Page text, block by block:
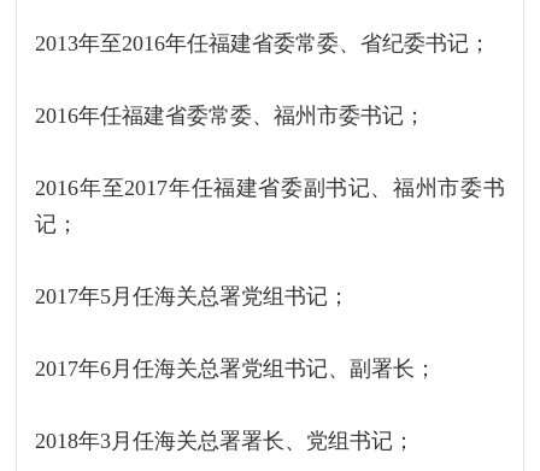
2013年至2016年任福建省委常委、省纪委书记；
2016年任福建省委常委、福州市委书记；
2016年至2017年任福建省委副书记、福州市委书
记；
2017年5月任海关总署党组书记；
2017年6月任海关总署党组书记、副署长；
2018年3月任海关总署署长、党组书记；